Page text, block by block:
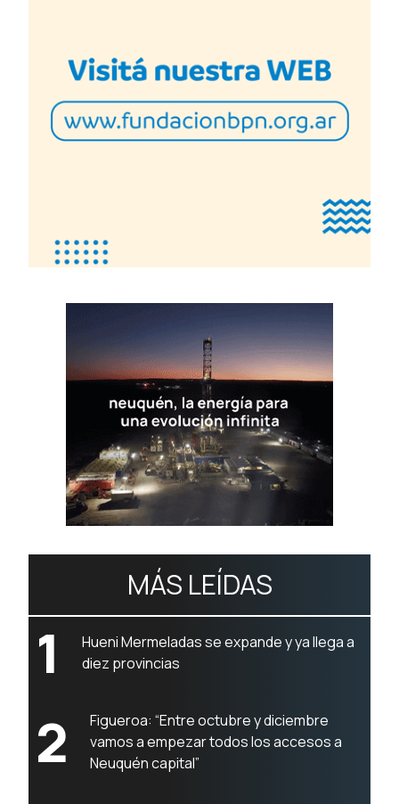
MÁS LEÍDAS
1
Hueni Mermeladas se expande y ya llega a
diez provincias
2
Figueroa: “Entre octubre y diciembre
vamos a empezar todos los accesos a
Neuquén capital”